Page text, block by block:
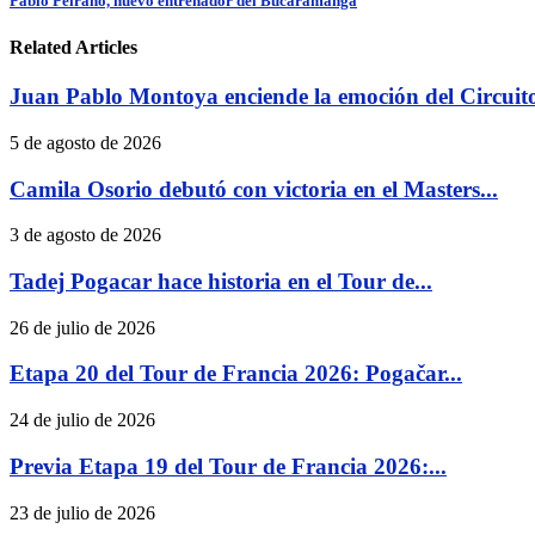
Related Articles
Juan Pablo Montoya enciende la emoción del
5 de agosto de 2026
Camila Osorio debutó con victoria en el Masters...
3 de agosto de 2026
Tadej Pogacar hace historia en el Tour de...
26 de julio de 2026
Etapa 20 del Tour de Francia 2026: Pogačar...
24 de julio de 2026
Previa Etapa 19 del Tour de Francia 2026:...
23 de julio de 2026